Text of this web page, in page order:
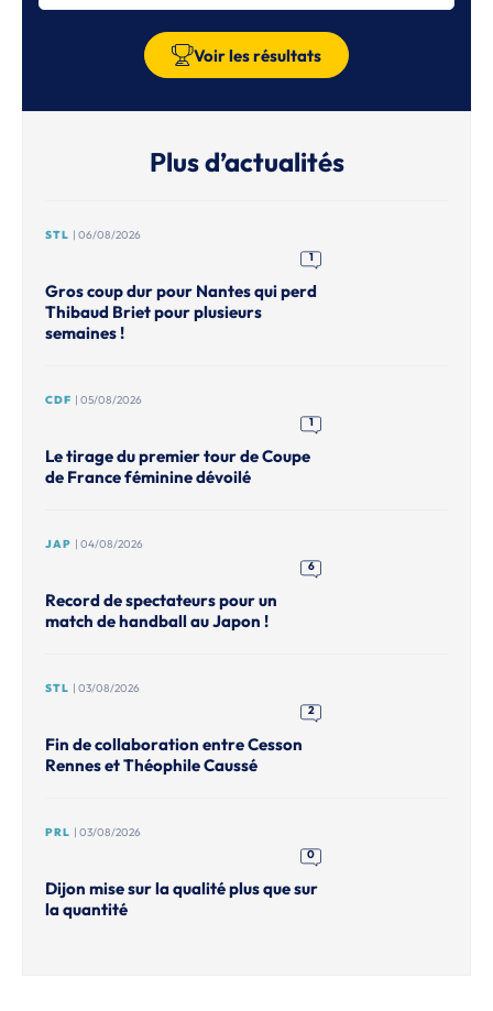
Voir les résultats
Plus d’actualités
STL | 06/08/2026
1
Gros coup dur pour Nantes qui perd
Thibaud Briet pour plusieurs
semaines !
CDF | 05/08/2026
1
Le tirage du premier tour de Coupe
de France féminine dévoilé
JAP | 04/08/2026
6
Record de spectateurs pour un
match de handball au Japon !
STL | 03/08/2026
2
Fin de collaboration entre Cesson
Rennes et Théophile Caussé
PRL | 03/08/2026
0
Dijon mise sur la qualité plus que sur
la quantité